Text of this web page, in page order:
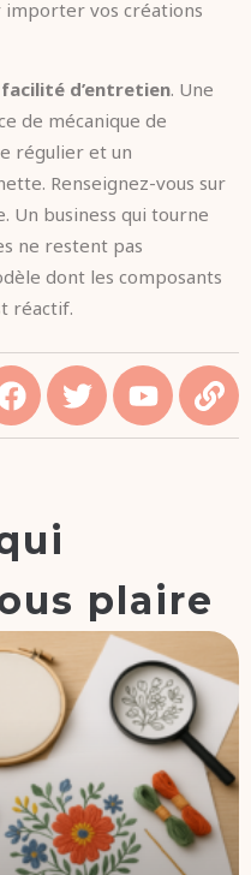
importer vos créations
facilité d’entretien. Une
de mécanique de
régulier et un
Renseignez-vous sur
Un business qui tourne
ne restent pas
dont les composants
réactif.
plaire